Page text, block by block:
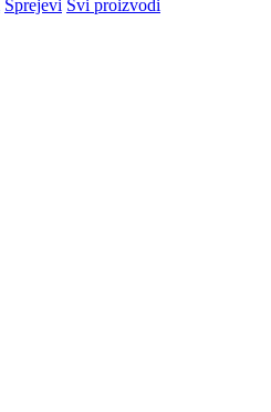
Sprejevi Svi proizvodi